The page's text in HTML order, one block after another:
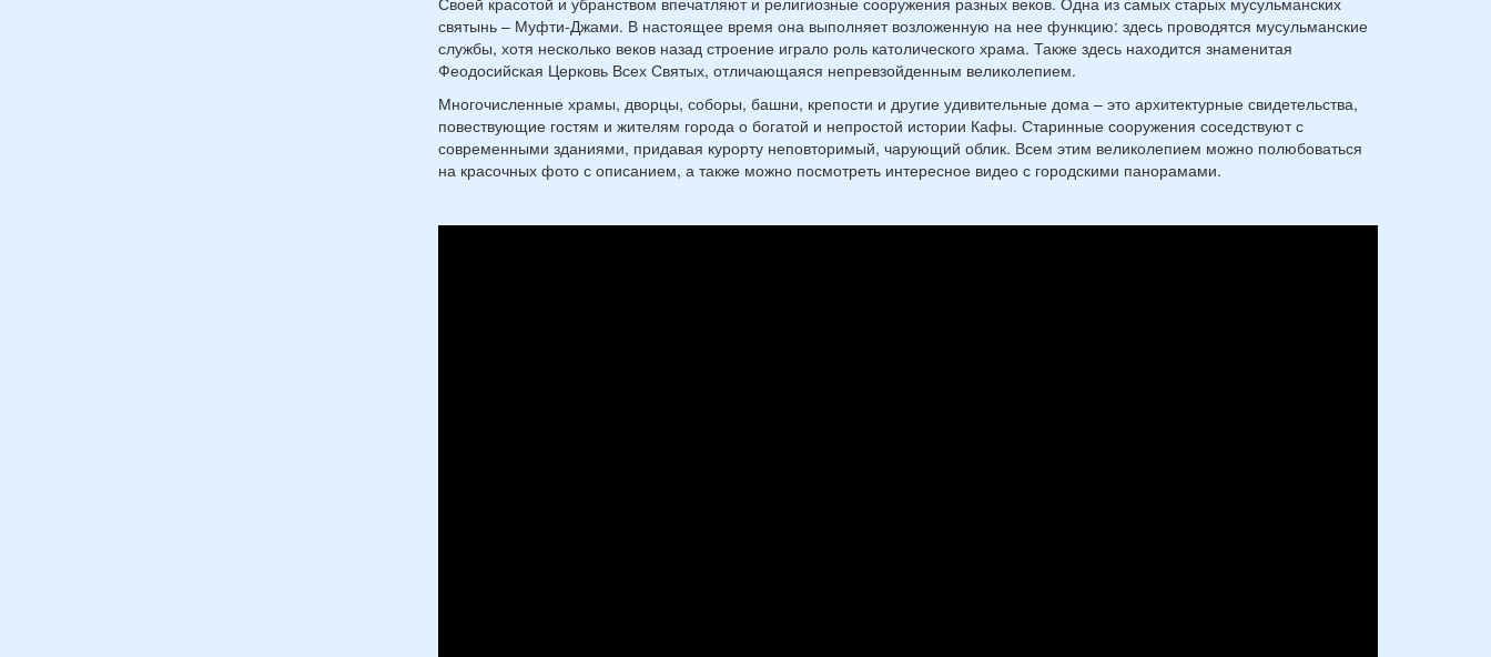
святынь – Муфти-Джами. В настоящее время она выполняет возложенную на нее функцию: здесь проводятся мусульманские
службы, хотя несколько веков назад строение играло роль католического храма. Также здесь находится знаменитая
Феодосийская Церковь Всех Святых, отличающаяся непревзойденным великолепием.
Многочисленные храмы, дворцы, соборы, башни, крепости и другие удивительные дома – это архитектурные свидетельства,
повествующие гостям и жителям города о богатой и непростой истории Кафы. Старинные сооружения соседствуют с
современными зданиями, придавая курорту неповторимый, чарующий облик. Всем этим великолепием можно полюбоваться
на красочных фото с описанием, а также можно посмотреть интересное видео с городскими панорамами.